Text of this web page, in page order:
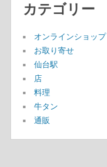
カテゴリー
オンラインショップ
お取り寄せ
仙台駅
店
料理
牛タン
通販